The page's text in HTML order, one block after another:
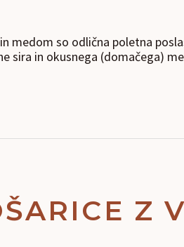
medom so odlična poletna
sira in okusnega (domačega)
Z